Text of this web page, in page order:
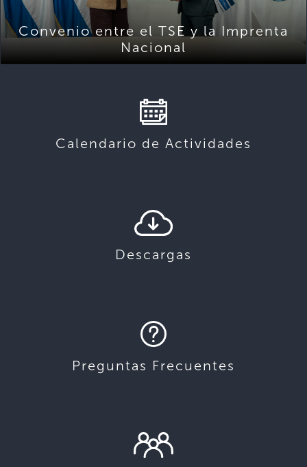
Convenio entre el TSE y la Imprenta
Nacional
Calendario de Actividades
Descargas
Preguntas Frecuentes